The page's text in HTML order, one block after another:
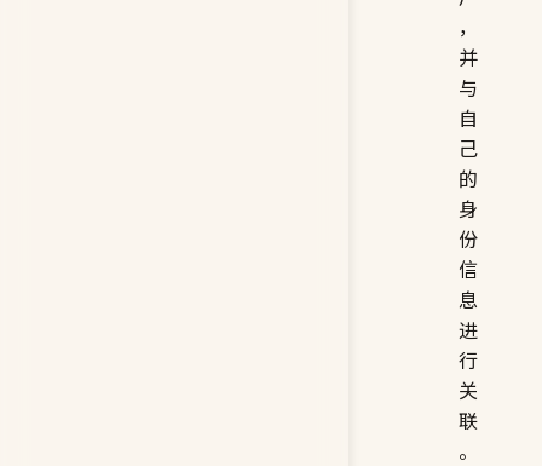
，
并
与
自
己
的
身
份
信
息
进
行
关
联
。